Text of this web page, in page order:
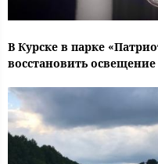
В Курске в парке
восстановить